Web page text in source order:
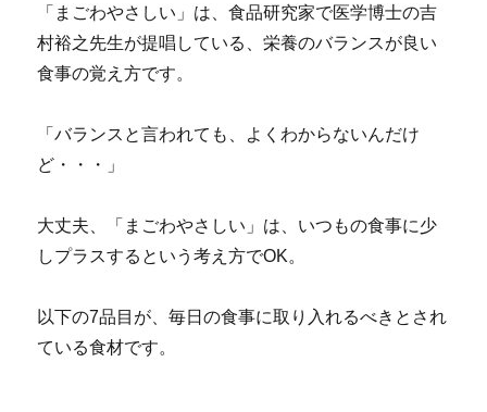
「まごわやさしい」は、食品研究家で医学博士の吉
村裕之先生が提唱している、栄養のバランスが良い
食事の覚え方です。
「バランスと言われても、よくわからないんだけ
ど・・・」
大丈夫、「まごわやさしい」は、いつもの食事に少
しプラスするという考え方でOK。
以下の7品目が、毎日の食事に取り入れるべきとされ
ている食材です。